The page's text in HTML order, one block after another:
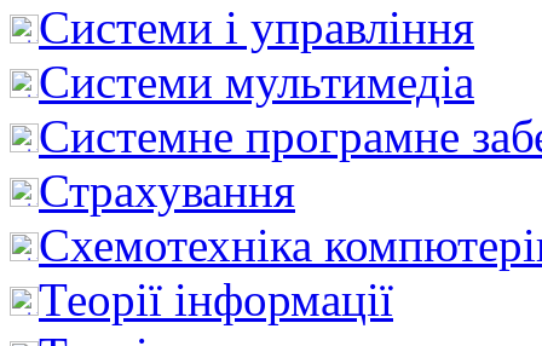
Системи і управління
Системи мультимедіа
Системне програмне
Страхування
Схемотехніка
Теорії інформації